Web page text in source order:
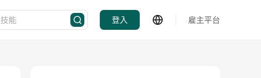
登入 雇主平台